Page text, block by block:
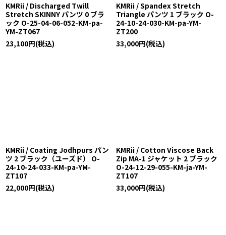
KMRii / Discharged Twill
Stretch SKINNY パンツ 0 ブラ
ック O-25-04-06-052-KM-pa-
YM-ZT067
23,100円(税込)
KMRii / Spandex Stretch
Triangle パンツ 1 ブラック O-
24-10-24-030-KM-pa-YM-
ZT200
33,000円(税込)
KMRii / Coating Jodhpurs パン
ツ 2 ブラック（ユーズド） O-
24-10-24-033-KM-pa-YM-
ZT107
22,000円(税込)
KMRii / Cotton Viscose Back
Zip MA-1 ジャケット 2 ブラック
O-24-12-29-055-KM-ja-YM-
ZT107
33,000円(税込)